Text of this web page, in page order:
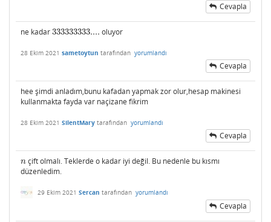
Cevapla
ne kadar333333333....
333333333.... oluyor
28 Ekim 2021 sametoytun tarafından yorumlandı
Cevapla
hee şimdi anladım,bunu kafadan yapmak zor olur,hesap makinesi
kullanmakta fayda var naçizane fikrim
28 Ekim 2021 SilentMary tarafından yorumlandı
Cevapla
n
nçift olmalı. Teklerde o kadar iyi değil. Bu nedenle bu kısmı
düzenledim.
29 Ekim 2021 Sercan tarafından yorumlandı
Cevapla